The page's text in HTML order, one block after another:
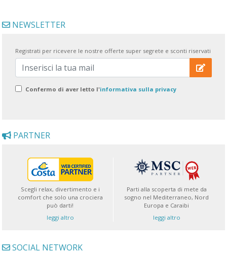
NEWSLETTER
Registrati per ricevere le nostre offerte super segrete e sconti riservati
Confermo di aver letto l'informativa sulla privacy
PARTNER
Scegli relax, divertimento e i
comfort che solo una crociera
può darti!
leggi altro
Parti alla scoperta di mete da
sogno nel Mediterraneo, Nord
Europa e Caraibi
leggi altro
SOCIAL NETWORK